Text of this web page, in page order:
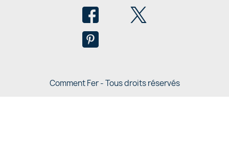
Comment Fer - Tous droits réservés